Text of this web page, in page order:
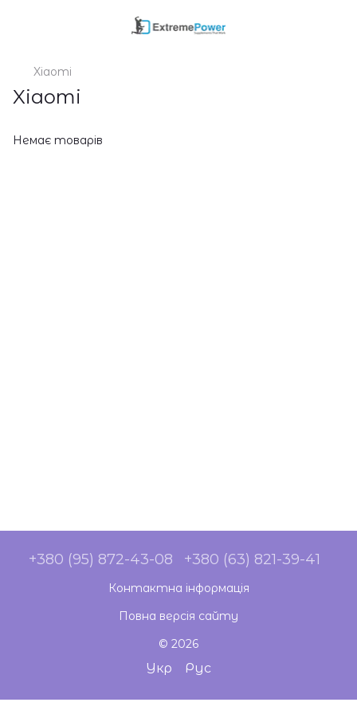
Xiaomi
Xiaomi
Немає товарів
+380 (95) 872-43-08 +380 (63) 821-39-41
Контактна інформація
Повна версія сайту
© 2026
Укр Рус